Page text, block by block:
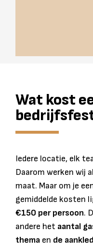
Wat kost
Iedere locatie, elk
Daarom werken wij
maat. Maar om je
gemiddelde kosten
€150 per persoon.
andere het aantal
thema en de